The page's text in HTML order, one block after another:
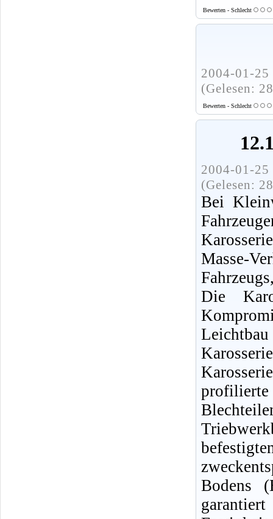
Bewerten - Schlecht
2004-01-
(Gelesen:
Bewerten - Schlecht
2004-01-
(Gelesen:
Bei
Masse-
Die
Bodens